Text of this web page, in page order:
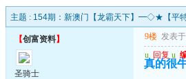
主题 : 154期：新澳门【龙霸天下】━◇★【平特
【创富资料】
圣骑士
9楼 发表于
u 回复 u
真的很